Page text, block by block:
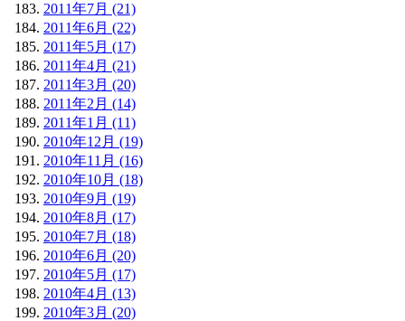
2011年7月 (21)
2011年6月 (22)
2011年5月 (17)
2011年4月 (21)
2011年3月 (20)
2011年2月 (14)
2011年1月 (11)
2010年12月 (19)
2010年11月 (16)
2010年10月 (18)
2010年9月 (19)
2010年8月 (17)
2010年7月 (18)
2010年6月 (20)
2010年5月 (17)
2010年4月 (13)
2010年3月 (20)